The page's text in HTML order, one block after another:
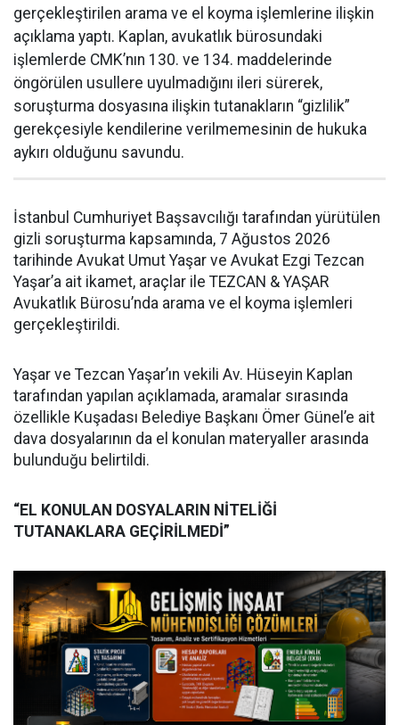
gerçekleştirilen arama ve el koyma işlemlerine ilişkin
açıklama yaptı. Kaplan, avukatlık bürosundaki
işlemlerde CMK’nın 130. ve 134. maddelerinde
öngörülen usullere uyulmadığını ileri sürerek,
soruşturma dosyasına ilişkin tutanakların “gizlilik”
gerekçesiyle kendilerine verilmemesinin de hukuka
aykırı olduğunu savundu.
İstanbul Cumhuriyet Başsavcılığı tarafından yürütülen
gizli soruşturma kapsamında, 7 Ağustos 2026
tarihinde Avukat Umut Yaşar ve Avukat Ezgi Tezcan
Yaşar’a ait ikamet, araçlar ile TEZCAN & YAŞAR
Avukatlık Bürosu’nda arama ve el koyma işlemleri
gerçekleştirildi.
Yaşar ve Tezcan Yaşar’ın vekili Av. Hüseyin Kaplan
tarafından yapılan açıklamada, aramalar sırasında
özellikle Kuşadası Belediye Başkanı Ömer Günel’e ait
dava dosyalarının da el konulan materyaller arasında
bulunduğu belirtildi.
“EL KONULAN DOSYALARIN NİTELİĞİ
TUTANAKLARA GEÇİRİLMEDİ”